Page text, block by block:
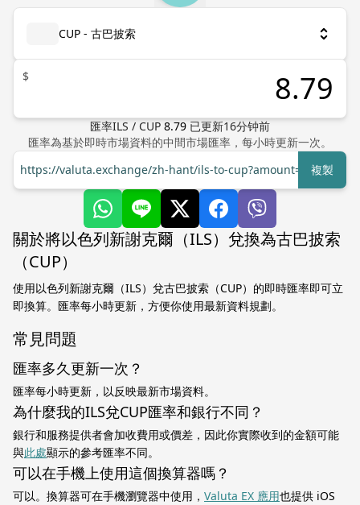
CUP - 古巴披索
$
匯率ILS / CUP 8.79 已更新16分钟前
匯率為基於即時市場資料的中間市場匯率，每小時更新一次。
https://valuta.exchange/zh-hant/ils-to-cup?amount=1
複製
關於將以色列新謝克爾（ILS）兌換為古巴披索
（CUP）
使用以色列新謝克爾（ILS）兌古巴披索（CUP）的即時匯率即可立
即換算。匯率每小時更新，方便你使用最新資料規劃。
常見問題
匯率多久更新一次？
匯率每小時更新，以反映最新市場資料。
為什麼我的ILS兌CUP匯率和銀行不同？
銀行和服務提供者會加收費用或價差，因此你實際收到的金額可能
與此處顯示的參考匯率不同。
可以在手機上使用這個換算器嗎？
可以。換算器可在手機瀏覽器中使用， Valuta EX 應用也提供 iOS